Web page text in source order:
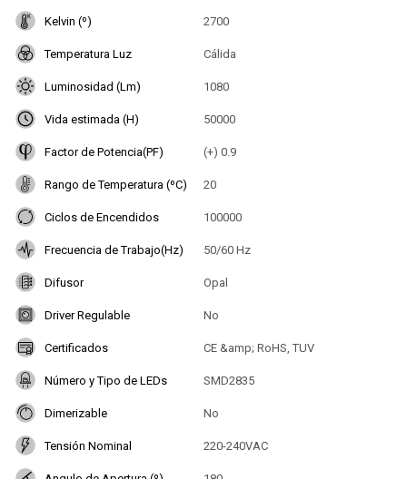
Kelvin (º) 2700
Temperatura Luz Cálida
Luminosidad (Lm) 1080
Vida estimada (H) 50000
Factor de Potencia(PF) (+) 0.9
Rango de Temperatura (ºC) 20
Ciclos de Encendidos 100000
Frecuencia de Trabajo(Hz) 50/60 Hz
Difusor Opal
Driver Regulable No
Certificados CE &amp; RoHS, TUV
Número y Tipo de LEDs SMD2835
Dimerizable No
Tensión Nominal 220-240VAC